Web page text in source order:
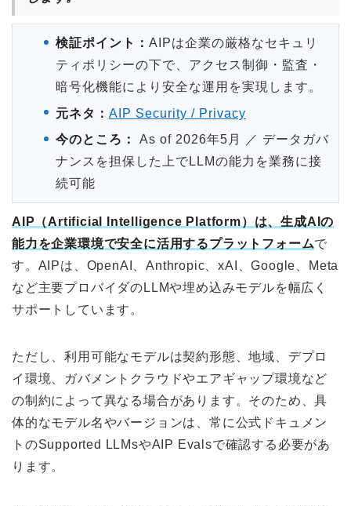
検証ポイント： AIPは企業の厳格なセキュリ
ティポリシーの下で、アクセス制御・監査・
暗号化機能により安全な運用を実現します。
元ネタ： AIP Security / Privacy
今のところ：
As of 2026年5月 ／ データガバ
ナンスを担保した上でLLMの能力を業務に接
続可能
AIP（Artificial Intelligence Platform）は、生成AIの
能力を企業環境で安全に活用するプラットフォームで
す。AIPは、OpenAI、Anthropic、xAI、Google、Meta
など主要プロバイダのLLMや埋め込みモデルを幅広く
サポートしています。
ただし、利用可能なモデルは契約形態、地域、デプロ
イ環境、ガバメントクラウドやエアギャップ環境など
の制約によって異なる場合があります。そのため、具
体的なモデル名やバージョンは、常に公式ドキュメン
トのSupported LLMsやAIP Evalsで確認する必要があ
ります。